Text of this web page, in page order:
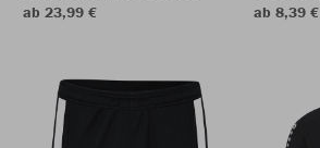
ab 23,99 €
ab 8,39 €